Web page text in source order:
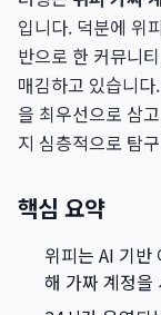
입니다. 덕분에 위
반으로 한 커뮤니
매김하고 있습니
을 최우선으로 삼
지 심층적으로 탐
핵심 요약
위피는 AI 기반
해 가짜 계정을